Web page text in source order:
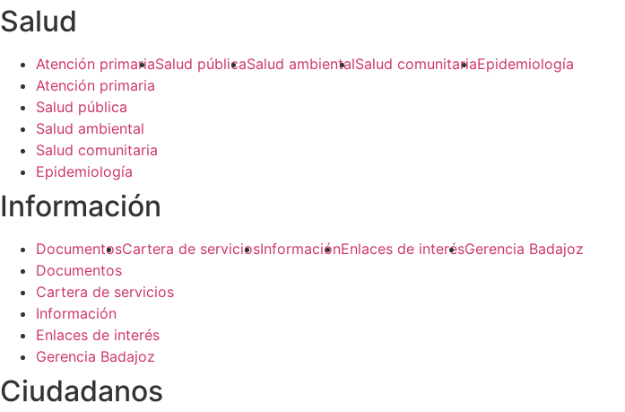
Salud​
Atención primariaSalud públicaSalud ambientalSalud comunitariaEpidemiología
Atención primaria
Salud pública
Salud ambiental
Salud comunitaria
Epidemiología
Información​
DocumentosCartera de serviciosInformaciónEnlaces de interésGerencia Badajoz
Documentos
Cartera de servicios
Información
Enlaces de interés
Gerencia Badajoz
Ciudadanos​